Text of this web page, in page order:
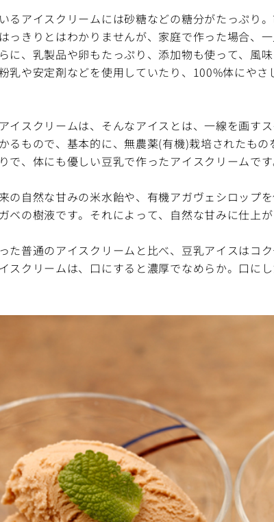
るアイスクリームには砂糖などの糖分がたっぷり
っきりとはわかりませんが、家庭で作った場合、
に、乳製品や卵もたっぷり、添加物も使って、風
乳や安定剤などを使用していたり、100%体にや
イスクリームは、そんなアイスとは、一線を画すス
るもので、基本的に、無農薬(有機)栽培されたも
で、体にも優しい豆乳で作ったアイスクリームです
の自然な甘みの米水飴や、有機アガヴェシロップ
ベの樹液です。それによって、自然な甘みに仕上が
た普通のアイスクリームと比べ、豆乳アイスはコ
スクリームは、口にすると濃厚でなめらか。口に